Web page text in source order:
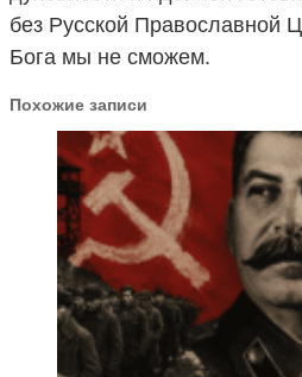
без Русской Православной
Бога мы не сможем.
Похожие записи